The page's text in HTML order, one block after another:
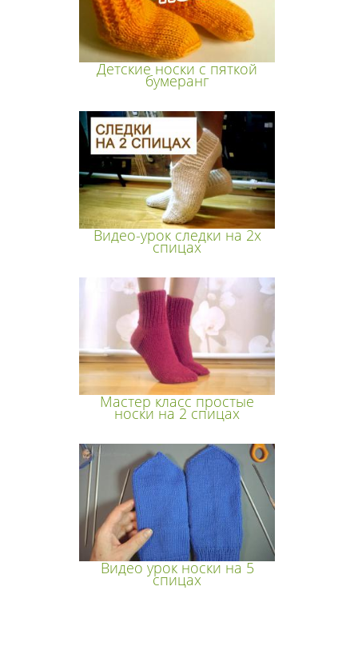
Детские носки с пяткой
бумеранг
Видео-урок следки на 2х
спицах
Мастер класс простые
носки на 2 спицах
Видео урок носки на 5
спицах